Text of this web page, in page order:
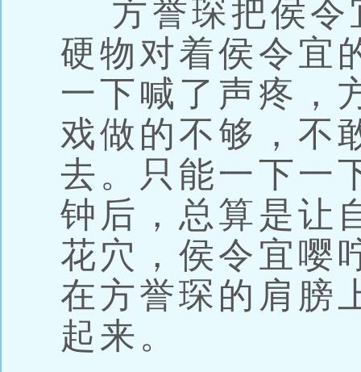
方誉琛把侯令
硬物对着侯令宜
一下喊了声疼，
戏做的不够，不
去。只能一下一
钟后，总算是让
花穴，侯令宜嘤
在方誉琛的肩膀
起来。